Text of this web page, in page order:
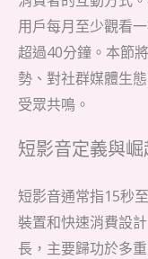
用戶每月至少觀看
超過40分鐘。本節
勢、對社群媒體生
受眾共鳴。
短影音定義與崛
短影音通常指15秒
裝置和快速消費設
長，主要歸功於多